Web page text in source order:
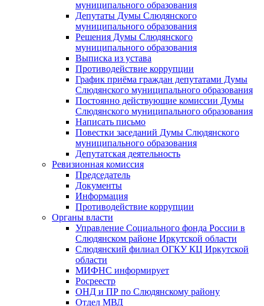
муниципального образования
Депутаты Думы Слюдянского
муниципального образования
Решения Думы Слюдянского
муниципального образования
Выписка из устава
Противодействие коррупции
График приёма граждан депутатами Думы
Слюдянского муниципального образования
Постоянно действующие комиссии Думы
Слюдянского муниципального образования
Написать письмо
Повестки заседаний Думы Слюдянского
муниципального образования
Депутатская деятельность
Ревизионная комиссия
Председатель
Документы
Информация
Противодействие коррупции
Органы власти
Управление Социального фонда России в
Слюдянском районе Иркутской области
Слюдянский филиал ОГКУ КЦ Иркутской
области
МИФНС информирует
Росреестр
ОНД и ПР по Слюдянскому району
Отдел МВД